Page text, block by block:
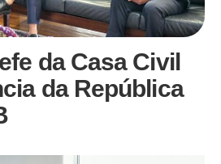
da Casa Civil
da República